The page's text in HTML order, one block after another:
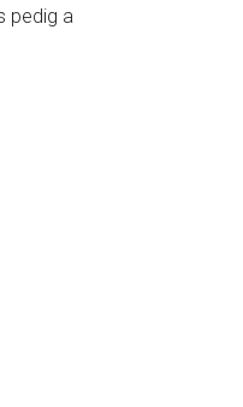
pedig a